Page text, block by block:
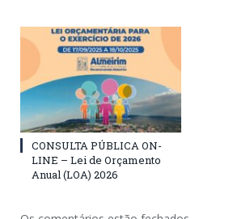
CONSULTA PÚBLICA ON-
LINE – Lei de Orçamento
Anual (LOA) 2026